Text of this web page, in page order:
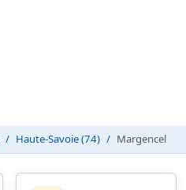
Haute-Savoie (74) Margencel